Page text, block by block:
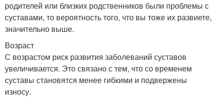
родителей или близких родственников были проблемы с
суставами, то вероятность того, что вы тоже их развиете,
значительно выше.
Возраст
С возрастом риск развития заболеваний суставов
увеличивается. Это связано с тем, что со временем
суставы становятся менее гибкими и подвержены
износу.